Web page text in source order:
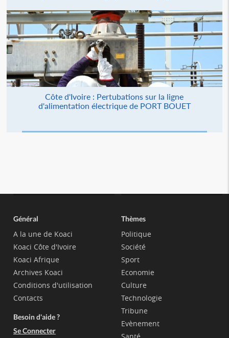
Côte d'Ivoire : Pertubations sur la ligne
d'alimentation électrique de PORT BOUET
Général
A la une de Koaci
Koaci Côte d'Ivoire
Koaci Afrique
Archives Koaci
Conditions d'utilisation
Contacts
Besoin d'aide ?
Se Connecter
Thèmes
Politique
Société
Sport
Economie
Culture
Technologie
Tribune
Evènement